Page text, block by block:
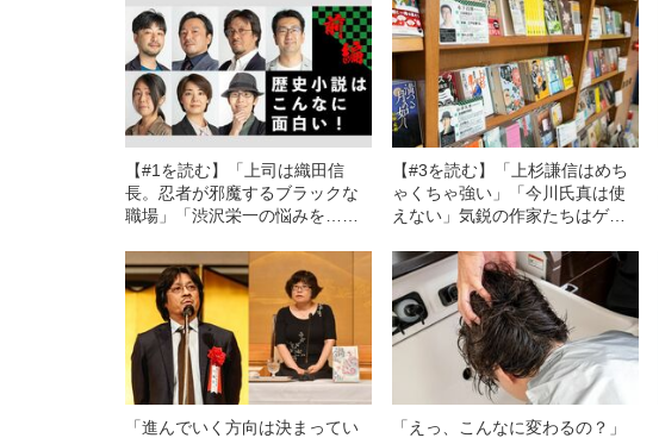
【#1を読む】「上司は織田信
長。忍者が邪魔するブラックな
職場」「渋沢栄一の悩みを…」
める“ビジネスに役立つ”小説と
は⁉
【#3を読む】「上杉謙信はめち
ゃくちゃ強い」「今川氏真は使
えない」気鋭の作家たちはゲー
響を受けていたか？
「進んでいく方向は決まってい
「えっ、こんなに変わるの？」